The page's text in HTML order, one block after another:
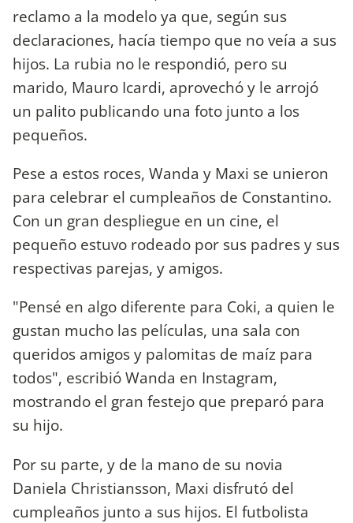
reclamo a la modelo ya que, según sus
declaraciones, hacía tiempo que no veía a sus
hijos. La rubia no le respondió, pero su
marido, Mauro Icardi, aprovechó y le arrojó
un palito publicando una foto junto a los
pequeños.
Pese a estos roces, Wanda y Maxi se unieron
para celebrar el cumpleaños de Constantino.
Con un gran despliegue en un cine, el
pequeño estuvo rodeado por sus padres y sus
respectivas parejas, y amigos.
"Pensé en algo diferente para Coki, a quien le
gustan mucho las películas, una sala con
queridos amigos y palomitas de maíz para
todos", escribió Wanda en Instagram,
mostrando el gran festejo que preparó para
su hijo.
Por su parte, y de la mano de su novia
Daniela Christiansson, Maxi disfrutó del
cumpleaños junto a sus hijos. El futbolista